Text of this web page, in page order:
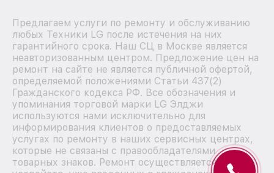
Предлагаем услуги по ремонту и обслуживанию
любых Техники LG после истечения на них
гарантийного срока. Наш СЦ в Москве является
неавторизованным центром. Предложение цен на
ремонт на сайте не является публичной офертой,
определяемой положениями Статьи 437(2)
Гражданского кодекса РФ. Все обозначения и
упоминания торговой марки LG Элджи
используются нами исключительно для
информирования клиентов о предоставляемых
услугах по ремонту в наших сервисных центрах,
которые не связаны с правообладателями
товарных знаков. Ремонт осуществляется для